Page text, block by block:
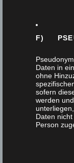
Massivholz
Möbel
Nachhaltigkeit
F)
Daten in
ohne
sofern
werden
Daten
Person